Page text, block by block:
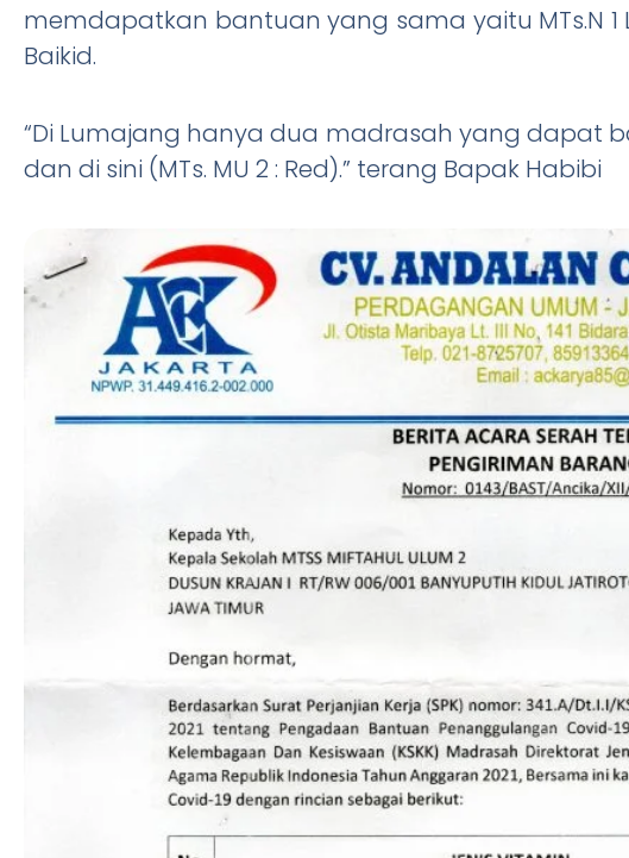
memdapatkan bantuan yang sama yaitu MTs.N 1
Baikid.
“Di Lumajang hanya dua madrasah yang dapat
dan di sini (MTs. MU 2 : Red).” terang Bapak Habibi